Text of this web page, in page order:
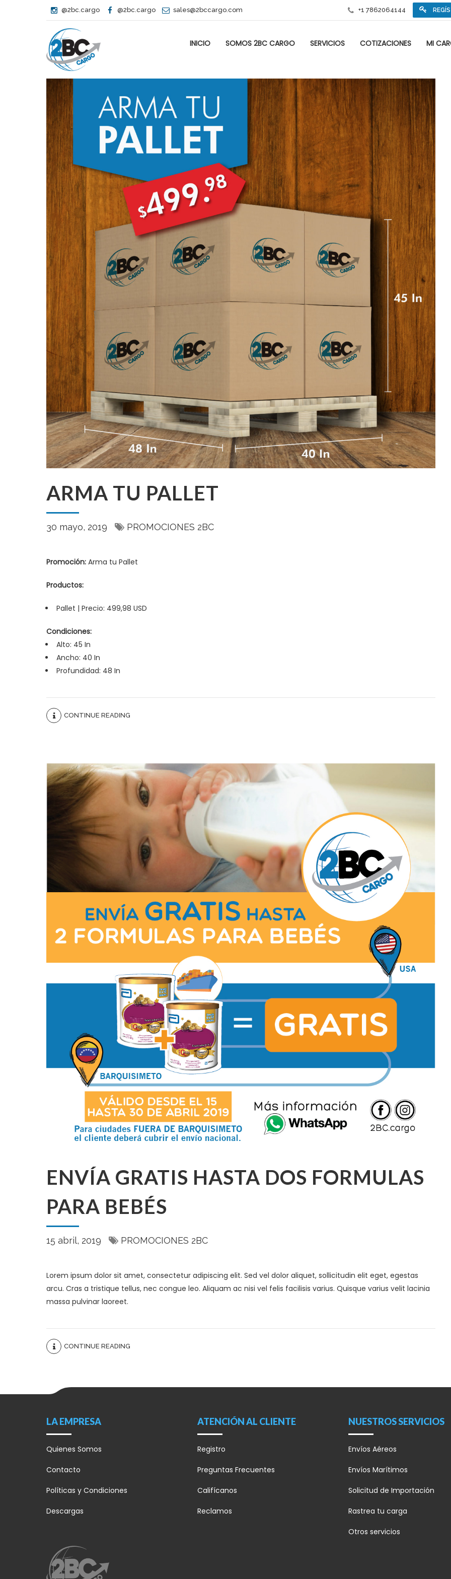
@2bc.cargo @2bc.cargo sales@2bccargo.com +1 7862064144
INICIO SOMOS 2BC CARGO SERVICIOS COTIZACIONES MI
ARMA TU PALLET
30 mayo, 2019 PROMOCIONES 2BC
Promoción: Arma tu Pallet
Productos:
Pallet | Precio: 499,98 USD
Condiciones:
Alto: 45 In
Ancho: 40 In
Profundidad: 48 In
CONTINUE READING
ENVÍA GRATIS HASTA DOS FORMULAS
PARA BEBÉS
15 abril, 2019 PROMOCIONES 2BC
Lorem ipsum dolor sit amet, consectetur adipiscing elit. Sed vel dolor aliquet, sollicitudin elit eget, egestas
arcu. Cras a tristique tellus, nec congue leo. Aliquam ac nisi vel felis facilisis varius. Quisque varius velit lacinia
massa pulvinar laoreet.
CONTINUE READING
LA EMPRESA
Quienes Somos
Contacto
Políticas y Condiciones
Descargas
ATENCIÓN AL CLIENTE
Registro
Preguntas Frecuentes
Califícanos
Reclamos
NUESTROS SERVICIOS
Envíos Aéreos
Envíos Marítimos
Solicitud de Importación
Rastrea tu carga
Otros servicios